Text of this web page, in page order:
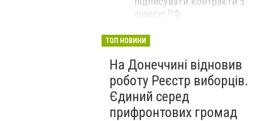
армією РФ
Від тих, хто зберігає історію
залишили послання
окупантам, - ФОТО
09:43
Вчора
ТОП НОВИНИ
На Донеччині відновив
роботу Реєстр виборців.
Єдиний серед
прифронтових громад